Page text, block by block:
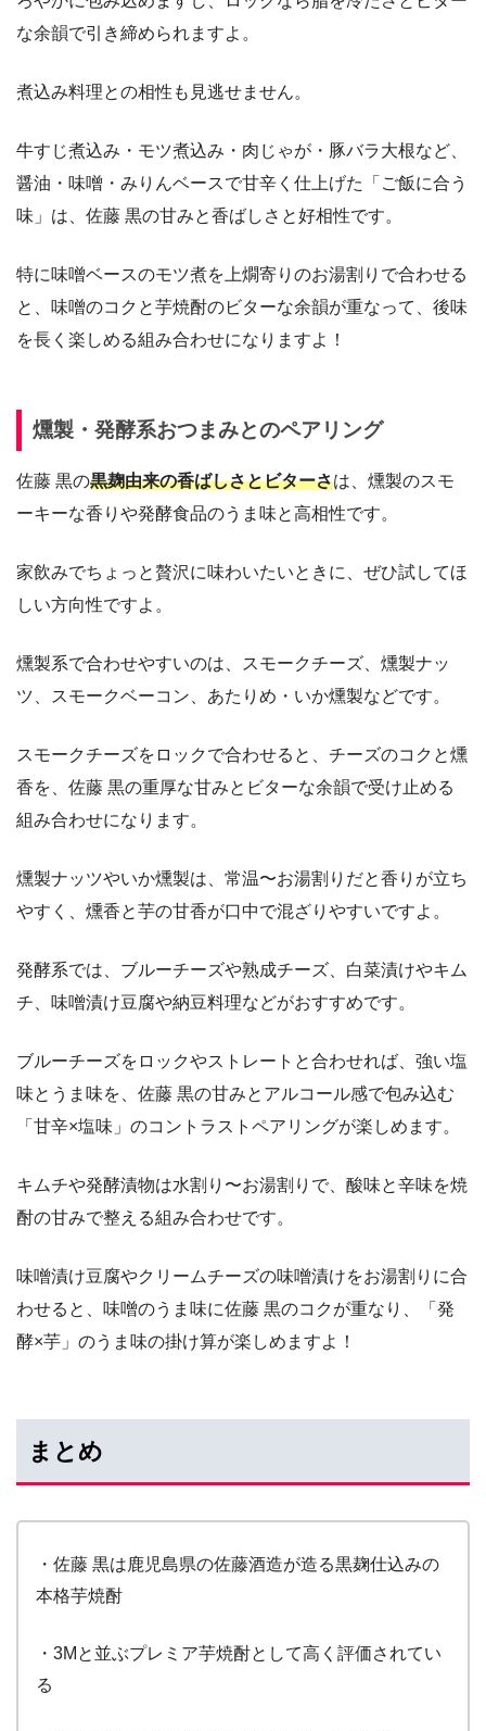
な余韻で引き締められますよ。
煮込み料理との相性も見逃せません。
牛すじ煮込み・モツ煮込み・肉じゃが・豚バラ大根など、
醤油・味噌・みりんベースで甘辛く仕上げた「ご飯に合う
味」は、佐藤 黒の甘みと香ばしさと好相性です。
特に味噌ベースのモツ煮を上燗寄りのお湯割りで合わせる
と、味噌のコクと芋焼酎のビターな余韻が重なって、後味
を長く楽しめる組み合わせになりますよ！
燻製・発酵系おつまみとのペアリング
佐藤 黒の黒麹由来の香ばしさとビターさは、燻製のスモ
ーキーな香りや発酵食品のうま味と高相性です。
家飲みでちょっと贅沢に味わいたいときに、ぜひ試してほ
しい方向性ですよ。
燻製系で合わせやすいのは、スモークチーズ、燻製ナッ
ツ、スモークベーコン、あたりめ・いか燻製などです。
スモークチーズをロックで合わせると、チーズのコクと燻
香を、佐藤 黒の重厚な甘みとビターな余韻で受け止める
組み合わせになります。
燻製ナッツやいか燻製は、常温〜お湯割りだと香りが立ち
やすく、燻香と芋の甘香が口中で混ざりやすいですよ。
発酵系では、ブルーチーズや熟成チーズ、白菜漬けやキム
チ、味噌漬け豆腐や納豆料理などがおすすめです。
ブルーチーズをロックやストレートと合わせれば、強い塩
味とうま味を、佐藤 黒の甘みとアルコール感で包み込む
「甘辛×塩味」のコントラストペアリングが楽しめます。
キムチや発酵漬物は水割り〜お湯割りで、酸味と辛味を焼
酎の甘みで整える組み合わせです。
味噌漬け豆腐やクリームチーズの味噌漬けをお湯割りに合
わせると、味噌のうま味に佐藤 黒のコクが重なり、「発
酵×芋」のうま味の掛け算が楽しめますよ！
まとめ
・佐藤 黒は鹿児島県の佐藤酒造が造る黒麹仕込みの
本格芋焼酎
・3Mと並ぶプレミア芋焼酎として高く評価されてい
る